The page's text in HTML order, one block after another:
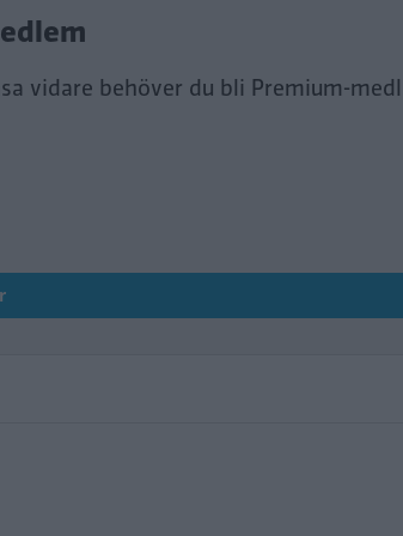
vidare behöver du bli Premium-